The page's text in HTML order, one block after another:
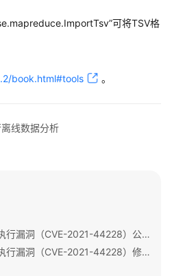
可将TSV格
book.html#tools
。
线数据分析
Apache Log4j2 远程代码执行漏洞（CVE-2021-44228）公告
Apache Log4j2 远程代码执行漏洞（CVE-2021-44228）修复指导